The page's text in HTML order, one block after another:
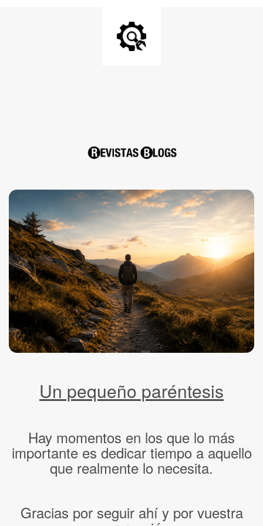
Un pequeño paréntesis
Hay momentos en los que lo más
importante es dedicar tiempo a aquello
que realmente lo necesita.
Gracias por seguir ahí y por vuestra